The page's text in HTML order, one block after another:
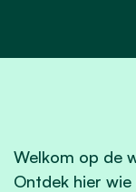
Welkom op de
Ontdek hier